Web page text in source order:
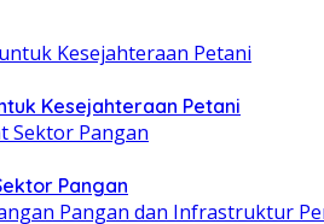
Kesejahteraan Petani
Pangan